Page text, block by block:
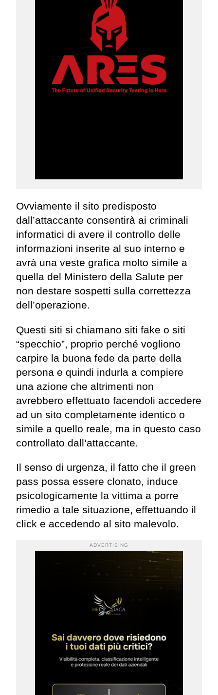
Ovviamente il sito predisposto
dall’attaccante consentirà ai criminali
informatici di avere il controllo delle
informazioni inserite al suo interno e
avrà una veste grafica molto simile a
quella del Ministero della Salute per
non destare sospetti sulla correttezza
dell’operazione.
Questi siti si chiamano siti fake o siti
“specchio”, proprio perché vogliono
carpire la buona fede da parte della
persona e quindi indurla a compiere
una azione che altrimenti non
avrebbero effettuato facendoli accedere
ad un sito completamente identico o
simile a quello reale, ma in questo caso
controllato dall’attaccante.
Il senso di urgenza, il fatto che il green
pass possa essere clonato, induce
psicologicamente la vittima a porre
rimedio a tale situazione, effettuando il
click e accedendo al sito malevolo.
ADVERTISING